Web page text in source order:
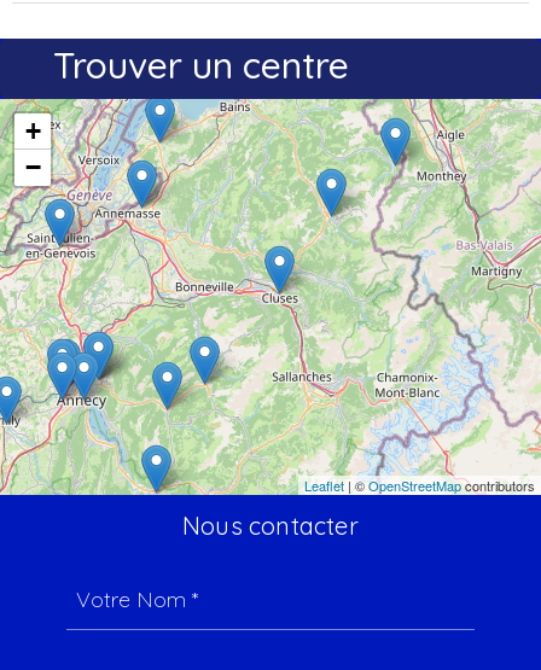
Trouver un centre
+
−
Leaflet | ©OpenStreetMapcontributors
Nous contacter